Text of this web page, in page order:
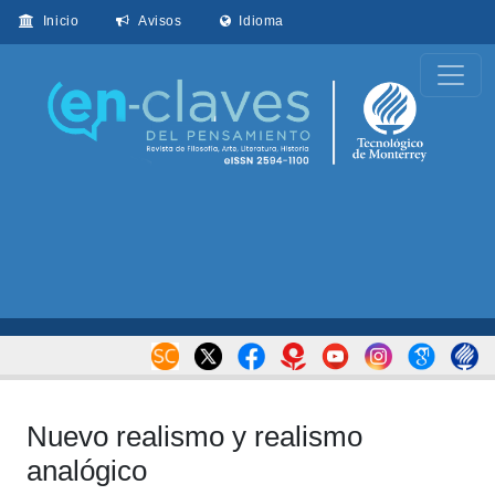
Inicio Avisos Idioma
Nuevo realismo y realismo
analógico